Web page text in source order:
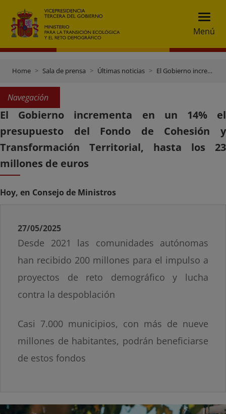
Menú
Home Sala de prensa Últimas noticias El Gobierno incrementa en un 14% el presupuesto del Fondo de Cohesión y Transformación Territorial, hasta los 23 millones de euros
Navegación
El Gobierno incrementa en un 14% el
presupuesto del Fondo de Cohesión y
Transformación Territorial, hasta los 23
millones de euros
Hoy, en Consejo de Ministros
27/05/2025
Desde 2021 las comunidades autónomas
han recibido 200 millones para el impulso a
proyectos de reto demográfico y lucha
contra la despoblación
Casi 7.000 municipios, con más de nueve
millones de habitantes, podrán beneficiarse
de estos fondos